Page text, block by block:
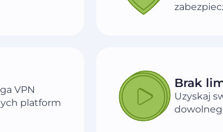
VPN
platform
Brak
Uzyskaj